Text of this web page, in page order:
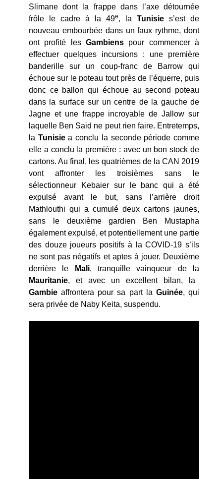
Slimane dont la frappe dans l’axe détournée
frôle le cadre à la 49e, la Tunisie s’est de
nouveau embourbée dans un faux rythme, dont
ont profité les Gambiens pour commencer à
effectuer quelques incursions : une première
banderille sur un coup-franc de Barrow qui
échoue sur le poteau tout près de l’équerre, puis
donc ce ballon qui échoue au second poteau
dans la surface sur un centre de la gauche de
Jagne et une frappe incroyable de Jallow sur
laquelle Ben Said ne peut rien faire. Entretemps,
la Tunisiea conclu la seconde période comme
elle a conclu la première : avec un bon stock de
cartons. Au final, les quatrièmes de la CAN 2019
vont affronter les troisièmes sans le
sélectionneur Kebaier sur le banc qui a été
expulsé avant le but, sans l’arrière droit
Mathlouthi qui a cumulé deux cartons jaunes,
sans le deuxième gardien Ben Mustapha
également expulsé, et potentiellement une partie
des douze joueurs positifs à la COVID-19 s’ils
ne sont pas négatifs et aptes à jouer. Deuxième
derrière le
Mali, tranquille vainqueur de la
Mauritanie, et avec un excellent bilan, la
Gambie affrontera pour sa part la Guinée, qui
sera privée de Naby Keita, suspendu.